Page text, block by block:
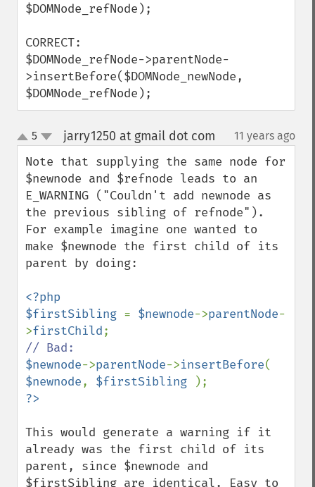
$DOMNode_refNode);
CORRECT:
$DOMNode_refNode->parentNode-
>insertBefore($DOMNode_newNode,
$DOMNode_refNode);
up
down
5 jarry1250 at gmail dot com 11 years ago
Note that supplying the same node for
$newnode and $refnode leads to an
E_WARNING ("Couldn't add newnode as
the previous sibling of refnode").
For example imagine one wanted to
make $newnode the first child of its
parent by doing:
<?php
$firstSibling = $newnode->parentNode-
>firstChild
$newnode->parentNode->insertBefore
$newnode, $firstSibling
This would generate a warning if it
already was the first child of its
parent, since $newnode and
$firstSibling are identical. Easy to